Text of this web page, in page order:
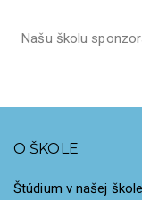
Našu školu
O ŠKOLE
Štúdium v našej